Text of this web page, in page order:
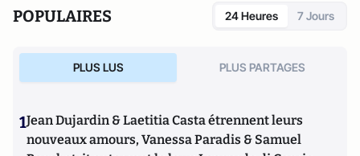
POPULAIRES 24 Heures 7 Jours
PLUS LUS PLUS PARTAGES
1Jean Dujardin & Laetitia Casta étrennent leurs
nouveaux amours, Vanessa Paradis & Samuel